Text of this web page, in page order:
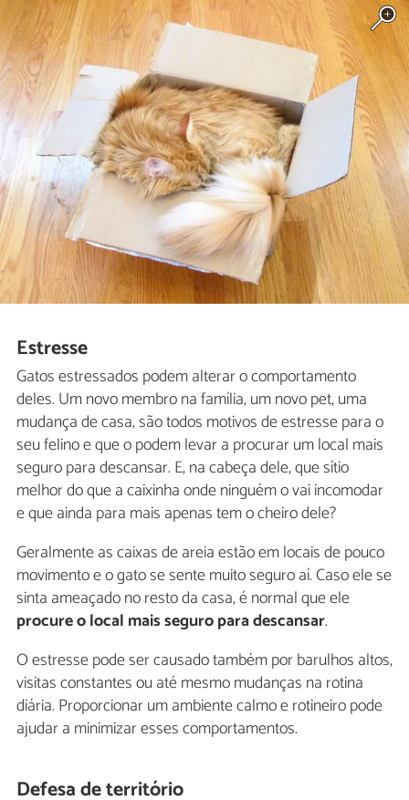
Estresse
Gatos estressados podem alterar o comportamento
deles. Um novo membro na família, um novo pet, uma
mudança de casa, são todos motivos de estresse para o
seu felino e que o podem levar a procurar um local mais
seguro para descansar. E, na cabeça dele, que sítio
melhor do que a caixinha onde ninguém o vai incomodar
e que ainda para mais apenas tem o cheiro dele?
Geralmente as caixas de areia estão em locais de pouco
movimento e o gato se sente muito seguro aí. Caso ele se
sinta ameaçado no resto da casa, é normal que ele
procure o local mais seguro para descansar.
O estresse pode ser causado também por barulhos altos,
visitas constantes ou até mesmo mudanças na rotina
diária. Proporcionar um ambiente calmo e rotineiro pode
ajudar a minimizar esses comportamentos.
Defesa de território